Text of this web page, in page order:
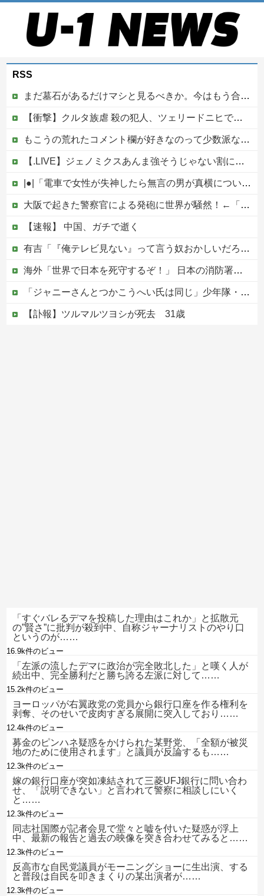
RSS
まだ墓石があるだけマシと見るべきか。今はもう合葬墓ばかり
【衝撃】クルタ族虐 殺の犯人、ツェリードニヒで確定！クロロの演劇のせいで2人も無駄死ににwwww
もこうの荒れたコメント欄が好きなのって少数派なのか？
【.LIVE】ジェノミクスあんま強そうじゃない割に高そうという恐竜デッキの宿命を背負ってる他
|●|「電車で女性が失神したら無言の男が真横についてきた」とタレントが主張、虚言疑惑が出ると「その男の垢を発見した」と追加主張するも……
大阪で起きた警察官による発砲に世界が騒然！←「日本がアメリカ化してきている」（海外の反応）
【速報】 中国、ガチで逝く
有吉「『俺テレビ見ない』って言う奴おかしいだろ。団子屋で『団子食べない』って言うか？」
海外「世界で日本を死守するぞ！」 日本の消防署を訪れたちびっ子集団が世界をメロメロに
「ジャニーさんとつかこうへい氏は同じ」少年隊・錦織一清が明かすレジェンドの共通点と我流の演出論
【訃報】ツルマルツヨシが死去 31歳
「すぐバレるデマを投稿した理由はこれか」と拡散元
の”賢さ”に批判が殺到中、自称ジャーナリストのやり口
というのが……
16.9k件のビュー
「左派の流したデマに政治が完全敗北した」と嘆く人が
続出中、完全勝利だと勝ち誇る左派に対して……
15.2k件のビュー
ヨーロッパが右翼政党の党員から銀行口座を作る権利を
剥奪、そのせいで皮肉すぎる展開に突入しており……
12.4k件のビュー
募金のピンハネ疑惑をかけられた某野党、「全額が被災
地のために使用されます」と議員が反論するも……
12.3k件のビュー
嫁の銀行口座が突如凍結されて三菱UFJ銀行に問い合わ
せ、「説明できない」と言われて警察に相談しにいく
と……
12.3k件のビュー
同志社国際が記者会見で堂々と嘘を付いた疑惑が浮上
中、最新の報告と過去の映像を突き合わせてみると……
12.3k件のビュー
反高市な自民党議員がモーニングショーに生出演、する
と普段は自民を叩きまくりの某出演者が……
12.3k件のビュー